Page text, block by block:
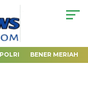
POLRI BENER MERIAH